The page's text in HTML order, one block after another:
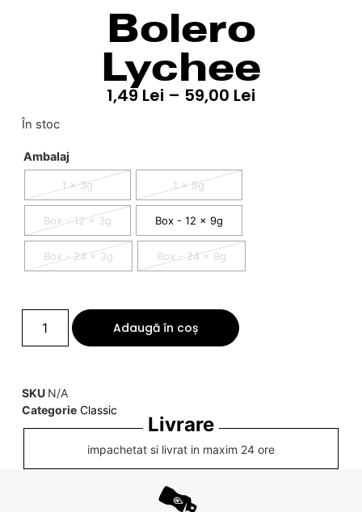
Bolero
Lychee
1,49Lei – 59,00 Lei
În stoc
Ambalaj
1 x 3g 1 x 9g
Box - 12 x 3g Box - 12 x 9g
Box - 24 x 3g Box - 24 x 9g
Adaugă în coș
SKU N/A
Categorie Classic
Livrare
impachetat si livrat in maxim 24 ore